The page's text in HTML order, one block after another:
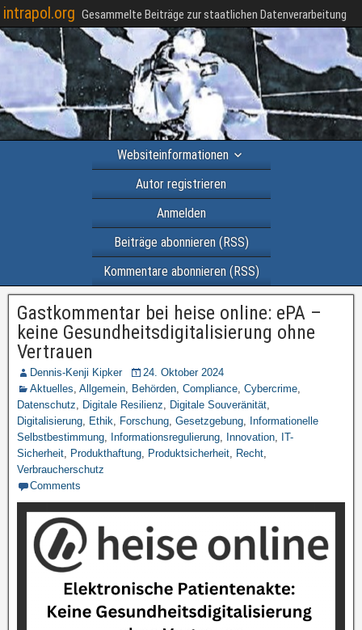
intrapol.org Gesammelte Beiträge zur staatlichen Datenverarbeitung
Websiteinformationen
Autor registrieren
Anmelden
Beiträge abonnieren (RSS)
Kommentare abonnieren (RSS)
Gastkommentar bei heise online: ePA –
keine Gesundheitsdigitalisierung ohne
Vertrauen
Dennis-Kenji Kipker
24. Oktober 2024
Aktuelles, Allgemein, Behörden, Compliance, Cybercrime,
Datenschutz, Digitale Resilienz, Digitale Souveränität,
Digitalisierung, Ethik, Forschung, Gesetzgebung, Informationelle
Selbstbestimmung, Informationsregulierung, Innovation, IT-
Sicherheit, Produkthaftung, Produktsicherheit, Recht,
Verbraucherschutz
Comments